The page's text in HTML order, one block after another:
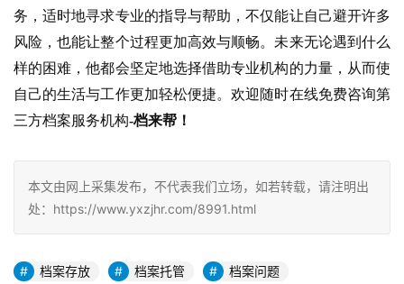
务，适时地寻求专业的指导与帮助，不仅能让自己避开许多
风险，也能让整个过程更加高效与顺畅。未来无论遇到什么
样的困难，他都会坚定地选择借助专业机构的力量，从而使
自己的生活与工作更加轻松便捷。欢迎随时在线免费咨询第
三方档案服务机构-档来帮！
本文由网上采集发布，不代表我们立场，如若转载，请注明出
处：https://www.yxzjhr.com/8991.html
档案存放 档案托管 档案问题